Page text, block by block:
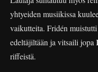
yhtyeiden musiikissa
vaikutteita. Fridén
edeltäjiltään ja vitsaili jopa
riffeistä.